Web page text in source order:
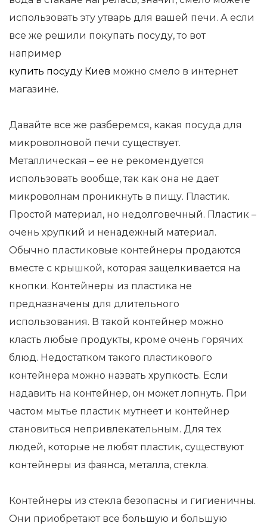
использовать эту утварь для вашей печи. А если
все же решили покупать посуду, то вот
например
купить посуду Киев можно смело в интернет
магазине.
Давайте все же разберемся, какая посуда для
микроволновой печи существует.
Металлическая – ее не рекомендуется
использовать вообще, так как она не дает
микроволнам проникнуть в пищу. Пластик.
Простой материал, но недолговечный. Пластик –
очень хрупкий и ненадежный материал.
Обычно пластиковые контейнеры продаются
вместе с крышкой, которая защелкивается на
кнопки. Контейнеры из пластика не
предназначены для длительного
использования. В такой контейнер можно
класть любые продукты, кроме очень горячих
блюд. Недостатком такого пластикового
контейнера можно назвать хрупкость. Если
надавить на контейнер, он может лопнуть. При
частом мытье пластик мутнеет и контейнер
становиться непривлекательным. Для тех
людей, которые не любят пластик, существуют
контейнеры из фаянса, металла, стекла.
Контейнеры из стекла безопасны и гигиеничны.
Они приобретают все большую и большую